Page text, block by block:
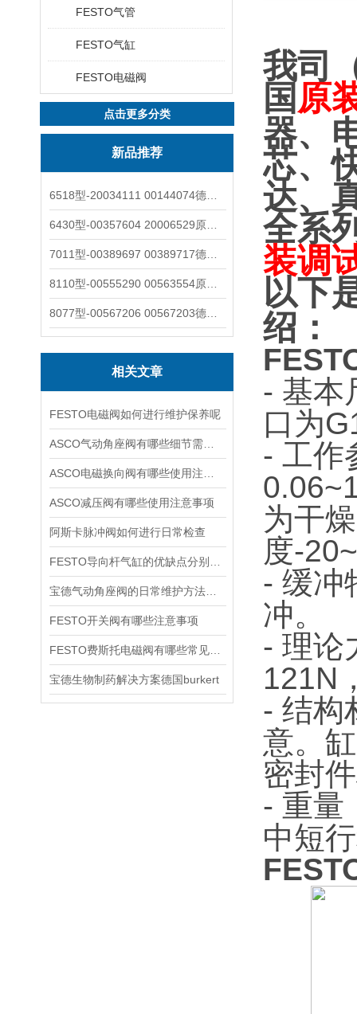
FESTO气管
FESTO气缸
FESTO电磁阀
点击更多分类
新品推荐
相关文章
FESTO电磁阀如何进行维护保养呢
ASCO减压阀有哪些使用注意事项
阿斯卡脉冲阀如何进行日常检查
FESTO开关阀有哪些注意事项
宝德生物制药解决方案德国burkert
我司
国 原
器、
芯、
达、
全系
装调
以下
绍：
- 基本
口为
- 工作
为干
度-
- 缓冲
冲。
- 理论
121N
- 结构
意。
密封
- 重量
中短